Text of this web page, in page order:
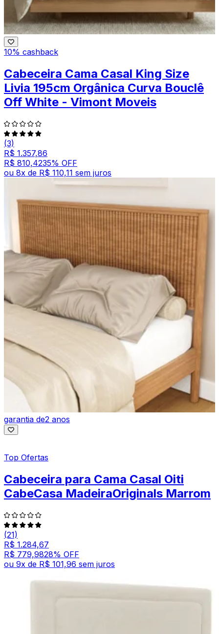
10% cashback
Cabeceira Cama Casal King Size
Livia 195cm Orgânica Curva Bouclê
Off White - Vimont Moveis
(3)
R$ 1.357,86
R$ 810,4235% OFF
ou 8x de R$ 110,11 sem juros
garantia de2 anos
Top Ofertas
Cabeceira para Cama Casal Oiti
CabeCasa MadeiraOriginals Marrom
(21)
R$ 1.284,67
R$ 779,9828% OFF
ou 9x de R$ 101,96 sem juros